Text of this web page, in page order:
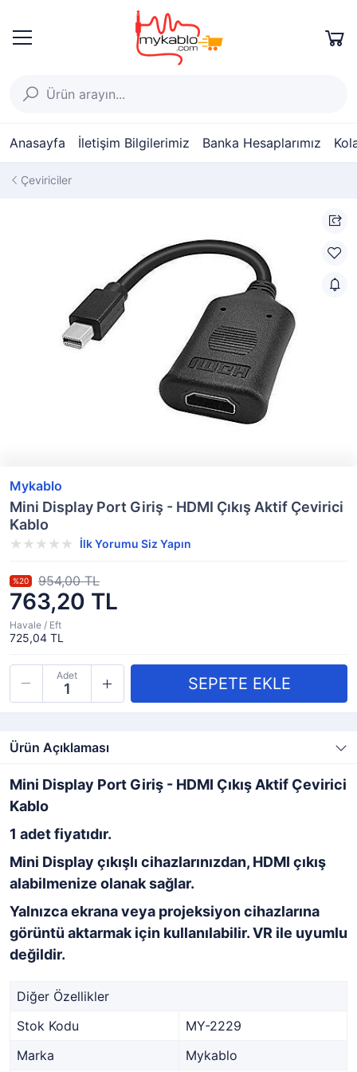
Anasayfa İletişim Bilgilerimiz Banka Hesaplarımız
Çeviriciler
Mykablo
Mini Display Port Giriş - HDMI Çıkış Aktif Çevirici
Kablo
İlk Yorumu Siz Yapın
763,20 TL
%20 954,00 TL
Havale / Eft
725,04 TL
Adet
Ürün Açıklaması
Mini Display Port Giriş - HDMI Çıkış Aktif Çevirici
Kablo
1 adet fiyatıdır.
Mini Display çıkışlı cihazlarınızdan, HDMI çıkış
alabilmenize olanak sağlar.
Yalnızca ekrana veya projeksiyon cihazlarına
görüntü aktarmak için kullanılabilir. VR ile uyumlu
değildir.
Diğer Özellikler
Stok Kodu
MY-2229
Marka
Mykablo